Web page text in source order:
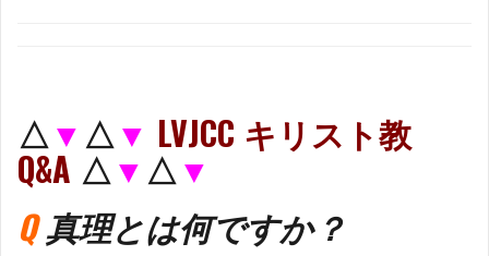
△▼ △▼ LVJCC キリスト教
Q&A △▼ △▼
Q真理とは何ですか？